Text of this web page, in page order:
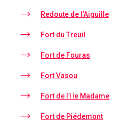
Redoute de l’Aiguille
Fort du Treuil
Fort de Fouras
Fort Vasou
Fort de l’ïle Madame
Fort de Piédemont